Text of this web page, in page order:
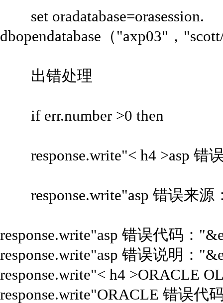
set oradatabase=orasession.
dbopendatabase（"axp03"，
出错处理
if err.number >0 then
response.write"< h4 >asp 错
response.write"asp 错误来源
response.write"asp 错误代码：
response.write"asp 错误说明：
response.write"< h4 >ORACLE
response.write"ORACLE 错误代